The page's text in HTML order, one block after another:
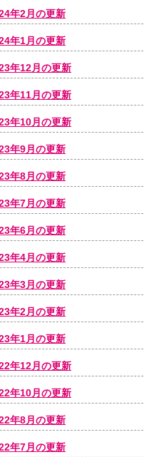
年2月の更新
年1月の更新
年12月の更新
年11月の更新
年10月の更新
年9月の更新
年8月の更新
年7月の更新
年6月の更新
年4月の更新
年3月の更新
年2月の更新
年1月の更新
年12月の更新
年10月の更新
年8月の更新
年7月の更新